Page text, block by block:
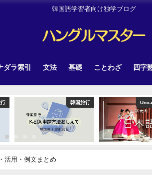
韓国語学習者向け独学ブログ
ダラ索引 文法 基礎 ことわざ 四字
Uncategorized
活用・例文まとめ